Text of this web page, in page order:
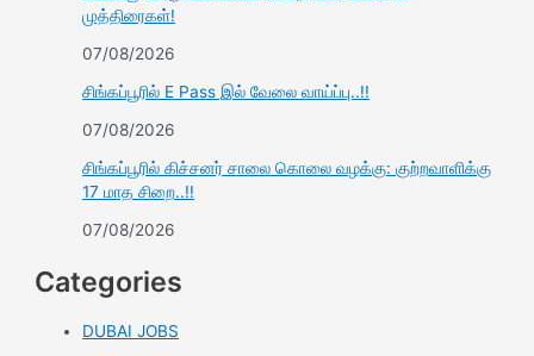
முத்திரைகள்!
07/08/2026
சிங்கப்பூரில் E Pass இல் வேலை வாய்ப்பு..!!
07/08/2026
சிங்கப்பூரில் கிச்சனர் சாலை கொலை வழக்கு: குற்றவாளிக்கு
17 மாத சிறை..!!
07/08/2026
Categories
DUBAI JOBS